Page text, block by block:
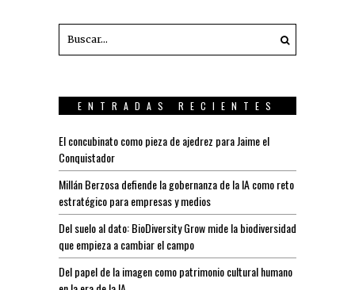
ENTRADAS RECIENTES
El concubinato como pieza de ajedrez para Jaime el
Conquistador
Millán Berzosa defiende la gobernanza de la IA como reto
estratégico para empresas y medios
Del suelo al dato: BioDiversity Grow mide la biodiversidad
que empieza a cambiar el campo
Del papel de la imagen como patrimonio cultural humano